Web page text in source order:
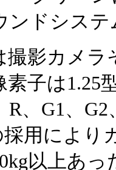
ンドシス
影カメラ
素子は1.25
R、G1、
採用により
以上あ